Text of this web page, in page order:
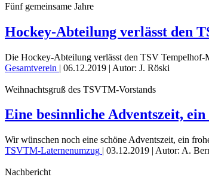
Fünf gemeinsame Jahre
Hockey-Abteilung verlässt den
Die Hockey-Abteilung verlässt den TSV Tempelhof-
Gesamtverein | 06.12.2019 | Autor: J. Röski
Weihnachtsgruß des TSVTM-Vorstands
Eine besinnliche Adventszeit,
Wir wünschen noch eine schöne Adventszeit, ein
TSVTM-Laternenumzug | 03.12.2019 | Autor: A.
Nachbericht